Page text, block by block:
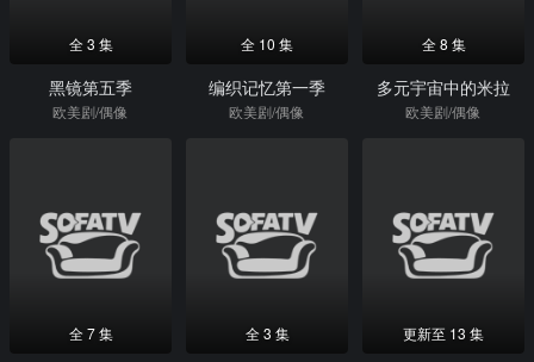
全 3 集
黑镜第五季
欧美剧/偶像
全 10 集
编织记忆第一季
欧美剧/偶像
全 8 集
多元宇宙中的米拉
欧美剧/偶像
全 7 集 全 3 集 更新至 13 集